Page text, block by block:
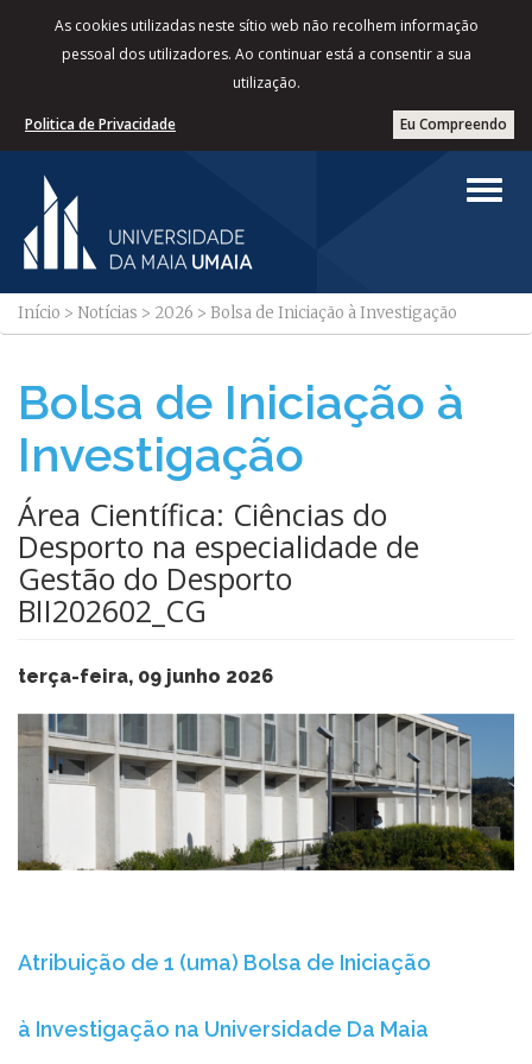
As cookies utilizadas neste sítio web não recolhem informação
pessoal dos utilizadores. Ao continuar está a consentir a sua
utilização.
Eu Compreendo
Politica de Privacidade
Início > Notícias > 2026 > Bolsa de Iniciação à Investigação
Bolsa de Iniciação à
Investigação
Área Científica: Ciências do
Desporto na especialidade de
Gestão do Desporto
BII202602_CG
terça-feira, 09 junho 2026
Atribuição de 1 (uma) Bolsa de Iniciação
à Investigação na Universidade Da Maia